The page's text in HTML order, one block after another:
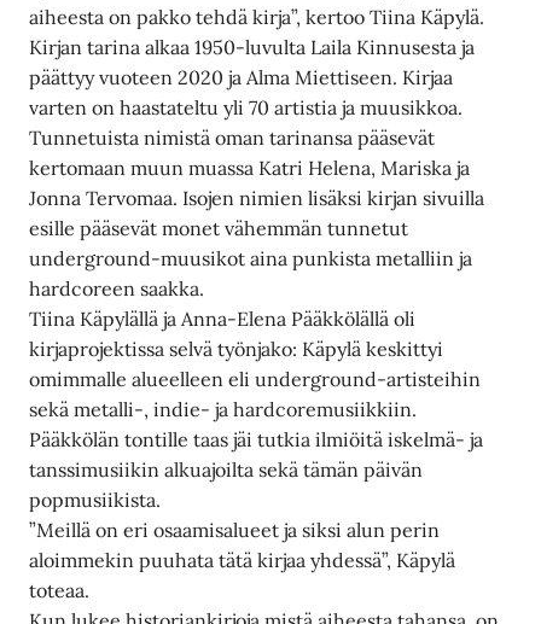
aiheesta on pakko tehdä kirja”, kertoo Tiina Käpylä.
Kirjan tarina alkaa 1950-luvulta Laila Kinnusesta ja
päättyy vuoteen 2020 ja Alma Miettiseen. Kirjaa
varten on haastateltu yli 70 artistia ja muusikkoa.
Tunnetuista nimistä oman tarinansa pääsevät
kertomaan muun muassa Katri Helena, Mariska ja
Jonna Tervomaa. Isojen nimien lisäksi kirjan sivuilla
esille pääsevät monet vähemmän tunnetut
underground-muusikot aina punkista metalliin ja
hardcoreen saakka.
Tiina Käpylällä ja Anna-Elena Pääkkölällä oli
kirjaprojektissa selvä työnjako: Käpylä keskittyi
omimmalle alueelleen eli underground-artisteihin
sekä metalli-, indie- ja hardcoremusiikkiin.
Pääkkölän tontille taas jäi tutkia ilmiöitä iskelmä- ja
tanssimusiikin alkuajoilta sekä tämän päivän
popmusiikista.
”Meillä on eri osaamisalueet ja siksi alun perin
aloimmekin puuhata tätä kirjaa yhdessä”, Käpylä
toteaa.